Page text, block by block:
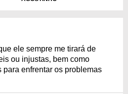
ele sempre me tirará de
ou injustas, bem como
para enfrentar os problemas